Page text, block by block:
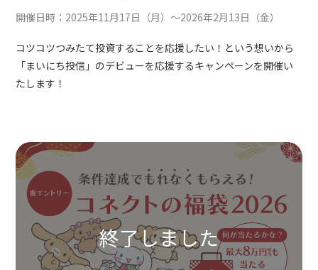
開催日時：2025年11月17日（月）～2026年2月13日（金）
コツコツつみたて投資することを応援したい！という想いから
「まいにち投信」のデビューを応援するキャンペーンを開催い
たします！